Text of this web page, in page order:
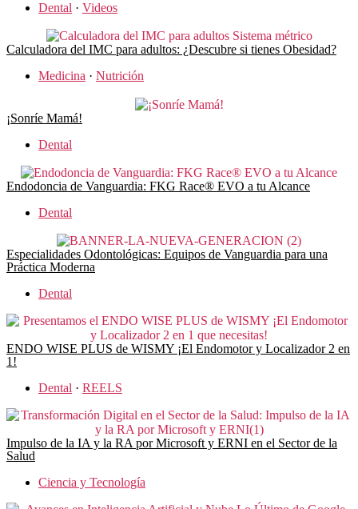
Dental · Videos
Calculadora del IMC para adultos: ¿Descubre si tienes Obesidad?
Medicina · Nutrición
¡Sonríe Mamá!
Dental
Endodoncia de Vanguardia: FKG Race® EVO a tu Alcance
Dental
Especialidades Odontológicas: Equipos de Vanguardia para una
Práctica Moderna
Dental
ENDO WISE PLUS de WISMY ¡El Endomotor y Localizador 2 en
1!
Dental · REELS
Impulso de la IA y la RA por Microsoft y ERNI en el Sector de la
Salud
Ciencia y Tecnología